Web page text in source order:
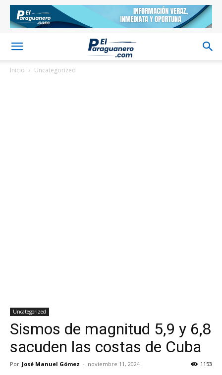
Inicio Uncategorized
Uncategorized
Sismos de magnitud 5,9 y 6,8
sacuden las costas de Cuba
Por José Manuel Gómez - noviembre 11, 2024 1153